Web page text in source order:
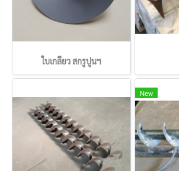
ใบเกลียว สกรูปูนฯ
New